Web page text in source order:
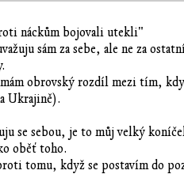
náckům bojovali utekli"
sám za sebe, ale ne za
obrovský rozdíl mezi tím, kdy
Ukrajině).
se sebou, je to můj velký
oběť toho.
tomu, když se postavím do